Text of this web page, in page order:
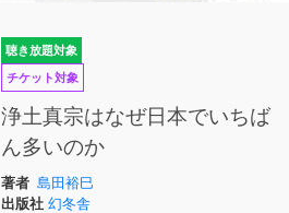
聴き放題対象
チケット対象
浄土真宗はなぜ日本でいちば
ん多いのか
著者 島田裕巳
出版社 幻冬舎